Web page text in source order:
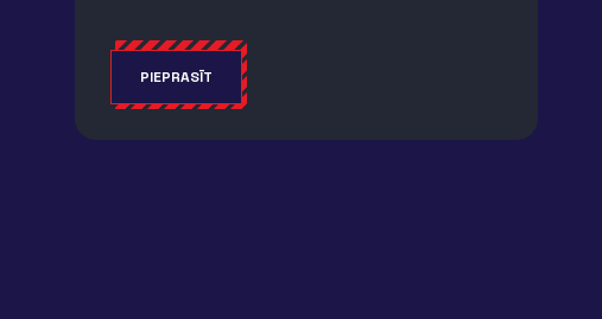
PIEPRASĪT
Alternative: